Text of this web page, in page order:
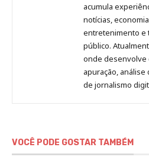
acumula
notícias,
entretenimento e
público.
onde desenvolve
apuração,
de jornalismo
VOCÊ PODE GOSTAR TAMBÉM